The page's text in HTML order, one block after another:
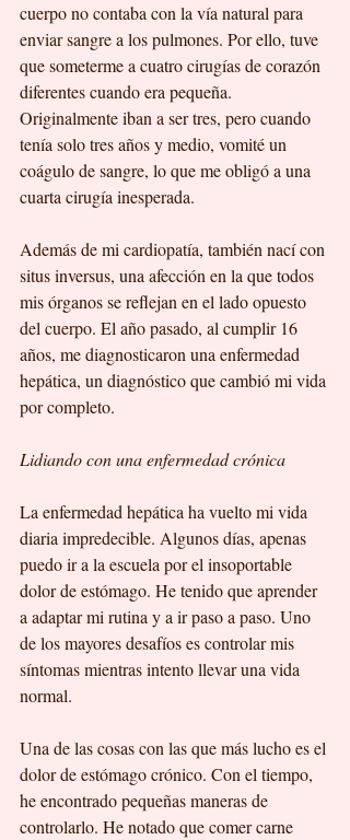
cuerpo no contaba con la vía natural para
enviar sangre a los pulmones. Por ello, tuve
que someterme a cuatro cirugías de corazón
diferentes cuando era pequeña.
Originalmente iban a ser tres, pero cuando
tenía solo tres años y medio, vomité un
coágulo de sangre, lo que me obligó a una
cuarta cirugía inesperada.
Además de mi cardiopatía, también nací con
situs inversus, una afección en la que todos
mis órganos se reflejan en el lado opuesto
del cuerpo. El año pasado, al cumplir 16
años, me diagnosticaron una enfermedad
hepática, un diagnóstico que cambió mi vida
por completo.
Lidiando con una enfermedad crónica
La enfermedad hepática ha vuelto mi vida
diaria impredecible. Algunos días, apenas
puedo ir a la escuela por el insoportable
dolor de estómago. He tenido que aprender
a adaptar mi rutina y a ir paso a paso. Uno
de los mayores desafíos es controlar mis
síntomas mientras intento llevar una vida
normal.
Una de las cosas con las que más lucho es el
dolor de estómago crónico. Con el tiempo,
he encontrado pequeñas maneras de
controlarlo. He notado que comer carne